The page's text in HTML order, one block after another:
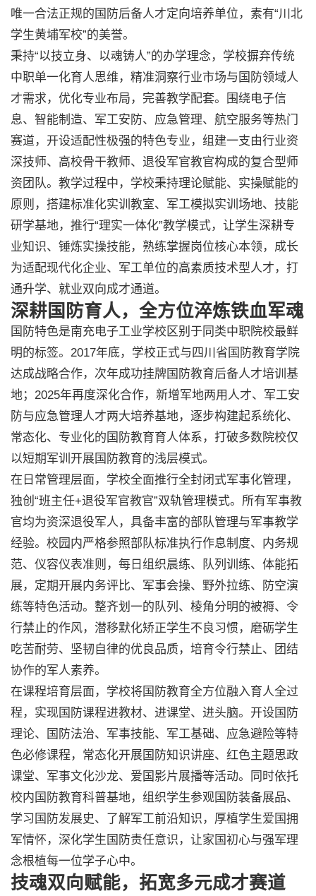
唯一合法正规的国防后备人才定向培养单位，素有“川北
学生黄埔军校”的美誉。
秉持“以技立身、以魂铸人”的办学理念，学校摒弃传统
中职单一化育人思维，精准洞察行业市场与国防领域人
才需求，优化专业布局，完善教学配套。围绕电子信
息、智能制造、军工安防、应急管理、航空服务等热门
赛道，开设适配性极强的特色专业，组建一支由行业资
深技师、高校骨干教师、退役军官教官构成的复合型师
资团队。教学过程中，学校秉持理论赋能、实操赋能的
原则，搭建标准化实训教室、军工模拟实训场地、技能
研学基地，推行“理实一体化”教学模式，让学生深耕专
业知识、锤炼实操技能，熟练掌握岗位核心本领，成长
为适配现代化企业、军工单位的高素质技术型人才，打
通升学、就业双向成才通道。
深耕国防育人，全方位淬炼铁血军魂
国防特色是南充电子工业学校区别于同类中职院校最鲜
明的标签。2017年底，学校正式与四川省国防教育学院
达成战略合作，次年成功挂牌国防教育后备人才培训基
地；2025年再度深化合作，新增军地两用人才、军工安
防与应急管理人才两大培养基地，逐步构建起系统化、
常态化、专业化的国防教育育人体系，打破多数院校仅
以短期军训开展国防教育的浅层模式。
在日常管理层面，学校全面推行全封闭式军事化管理，
独创“班主任+退役军官教官”双轨管理模式。所有军事教
官均为资深退役军人，具备丰富的部队管理与军事教学
经验。校园内严格参照部队标准执行作息制度、内务规
范、仪容仪表准则，每日组织晨练、队列训练、体能拓
展，定期开展内务评比、军事会操、野外拉练、防空演
练等特色活动。整齐划一的队列、棱角分明的被褥、令
行禁止的作风，潜移默化矫正学生不良习惯，磨砺学生
吃苦耐劳、坚韧自律的优良品质，培育令行禁止、团结
协作的军人素养。
在课程培育层面，学校将国防教育全方位融入育人全过
程，实现国防课程进教材、进课堂、进头脑。开设国防
理论、国防法治、军事技能、军工基础、应急避险等特
色必修课程，常态化开展国防知识讲座、红色主题思政
课堂、军事文化沙龙、爱国影片展播等活动。同时依托
校内国防教育科普基地，组织学生参观国防装备展品、
学习国防发展史、了解军工前沿知识，厚植学生爱国拥
军情怀，深化学生国防责任意识，让家国初心与强军理
念根植每一位学子心中。
技魂双向赋能，拓宽多元成才赛道